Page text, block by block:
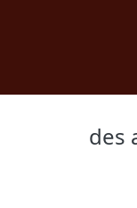
des